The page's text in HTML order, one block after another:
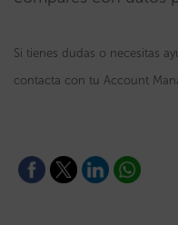
Si tienes dudas o necesitas
contacta con tu Account